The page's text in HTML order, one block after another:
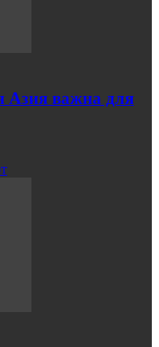
Азия важна для